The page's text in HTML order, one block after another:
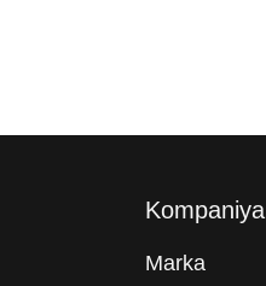
Kompaniya
Marka